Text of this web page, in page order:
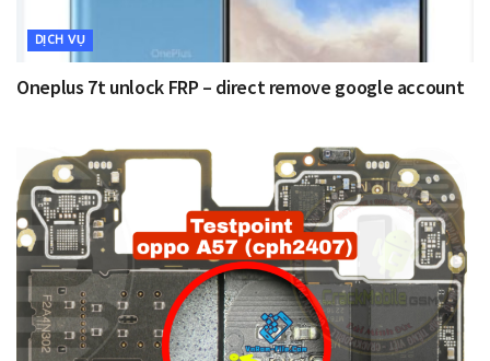
DỊCH VỤ
Oneplus 7t unlock FRP – direct remove google account